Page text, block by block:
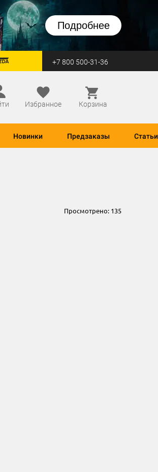
Подробнее
перейти на Zvezda +7 800 500-31-36
Избранное Корзина
Новинки Предзаказы Статьи
Просмотрено: 135